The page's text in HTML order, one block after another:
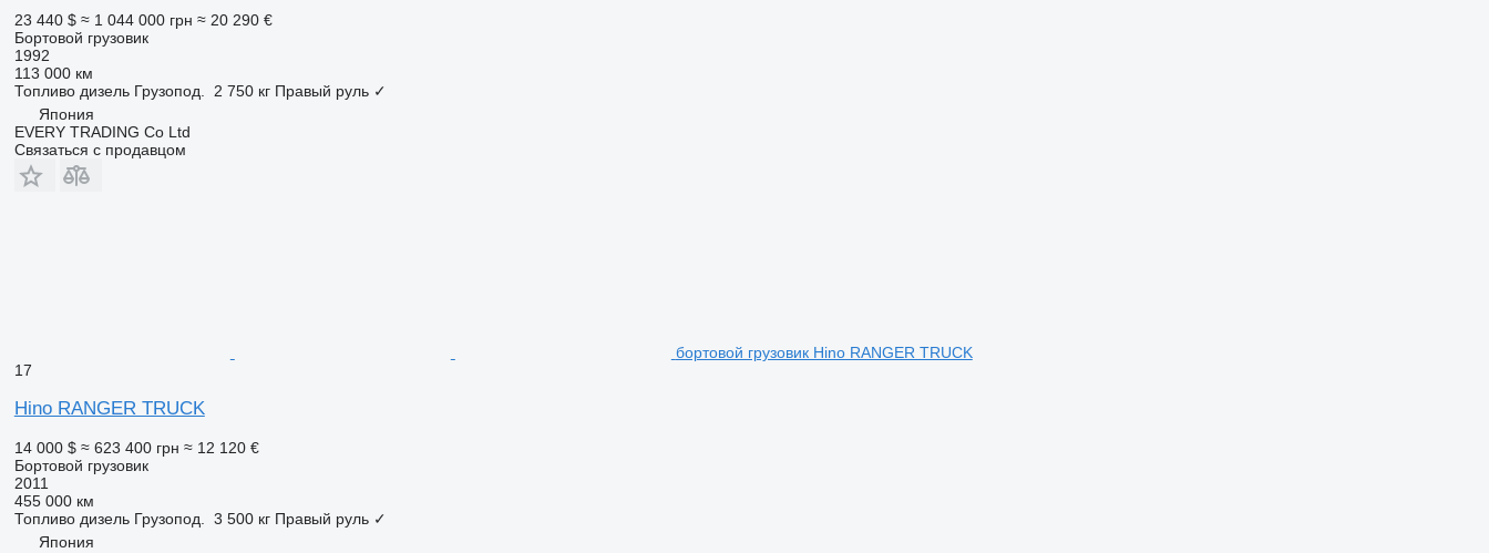
23 440 $ ≈ 1 044 000 грн ≈ 20 290 €
Бортовой грузовик
1992
113 000 км
Топливо дизель Грузопод. 2 750 кг Правый руль ✓
Япония
EVERY TRADING Co Ltd
Связаться с продавцом
бортовой грузовик Hino RANGER TRUCK
17
Hino RANGER TRUCK
14 000 $ ≈ 623 400 грн ≈ 12 120 €
Бортовой грузовик
2011
455 000 км
Топливо дизель Грузопод. 3 500 кг Правый руль ✓
Япония